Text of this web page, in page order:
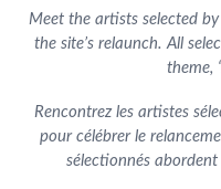
Meet the artists selected
the site’s relaunch. All
theme,
Rencontrez les artistes
pour célébrer le
sélectionnés abordent